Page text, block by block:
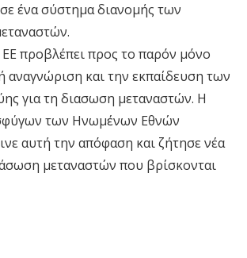
ένα σύστημα διανομής των
προβλέπει προς το παρόν μόνο
αναγνώριση και την εκπαίδευση των
για τη διασωση μεταναστών. Η
των Ηνωμένων Εθνών
αυτή την απόφαση και ζήτησε νέα
μεταναστών που βρίσκονται